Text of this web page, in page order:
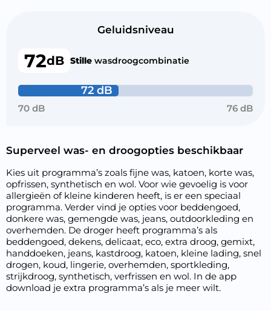
Geluidsniveau
72dB Stille wasdroogcombinatie
72 dB
70 dB 76 dB
Superveel was- en droogopties beschikbaar
Kies uit programma’s zoals fijne was, katoen, korte was,
opfrissen, synthetisch en wol. Voor wie gevoelig is voor
allergieën of kleine kinderen heeft, is er een speciaal
programma. Verder vind je opties voor beddengoed,
donkere was, gemengde was, jeans, outdoorkleding en
overhemden. De droger heeft programma’s als
beddengoed, dekens, delicaat, eco, extra droog, gemixt,
handdoeken, jeans, kastdroog, katoen, kleine lading, snel
drogen, koud, lingerie, overhemden, sportkleding,
strijkdroog, synthetisch, verfrissen en wol. In de app
download je extra programma’s als je meer wilt.